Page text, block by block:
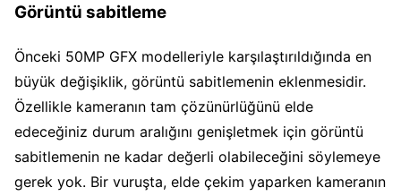
Görüntü sabitleme
Önceki 50MP GFX modelleriyle karşılaştırıldığında en
büyük değişiklik, görüntü sabitlemenin eklenmesidir.
Özellikle kameranın tam çözünürlüğünü elde
edeceğiniz durum aralığını genişletmek için görüntü
sabitlemenin ne kadar değerli olabileceğini söylemeye
gerek yok. Bir vuruşta, elde çekim yaparken kameranın